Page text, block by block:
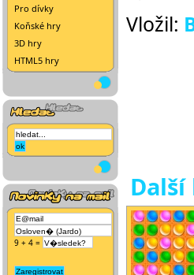
Pro dívky
Koňské hry
3D hry
HTML5 hry
9 + 4 =
Vložil: